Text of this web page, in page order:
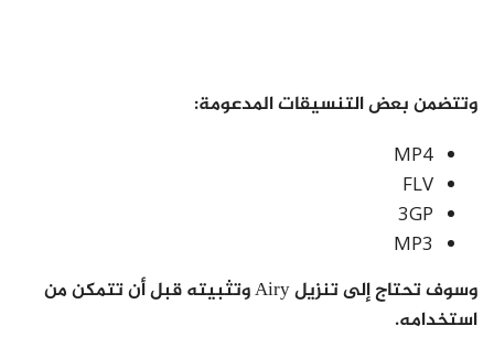
وتتضمن بعض التنسيقات المدعومة:
MP4
FLV
3GP
MP3
وسوف تحتاج إلى تنزيل Airy وتثبيته قبل أن تتمكن من
استخدامه.